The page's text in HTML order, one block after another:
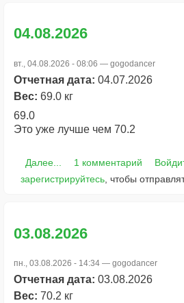
04.08.2026
вт., 04.08.2026 - 08:06 — gogodancer
Отчетная дата: 04.07.2026
Вес: 69.0 кг
69.0
Это уже лучше чем 70.2
Далее... 1 комментарий
зарегистрируйтесь , чтобы
03.08.2026
пн., 03.08.2026 - 14:34 — gogodancer
Отчетная дата: 03.08.2026
Вес: 70.2 кг